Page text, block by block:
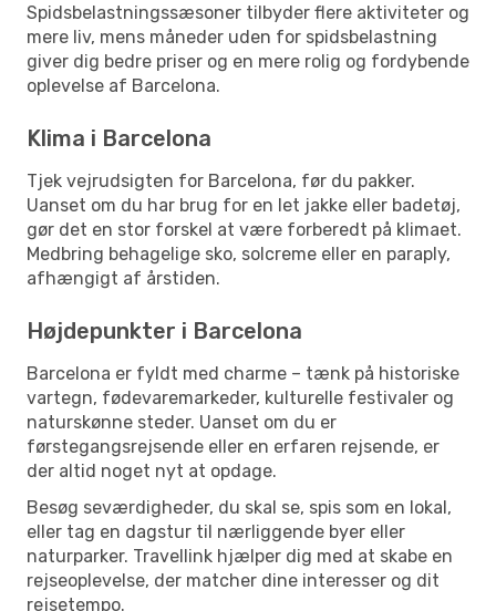
Spidsbelastningssæsoner tilbyder flere aktiviteter og
mere liv, mens måneder uden for spidsbelastning
giver dig bedre priser og en mere rolig og fordybende
oplevelse af Barcelona.
Klima i Barcelona
Tjek vejrudsigten for Barcelona, før du pakker.
Uanset om du har brug for en let jakke eller badetøj,
gør det en stor forskel at være forberedt på klimaet.
Medbring behagelige sko, solcreme eller en paraply,
afhængigt af årstiden.
Højdepunkter i Barcelona
Barcelona er fyldt med charme – tænk på historiske
vartegn, fødevaremarkeder, kulturelle festivaler og
naturskønne steder. Uanset om du er
førstegangsrejsende eller en erfaren rejsende, er
der altid noget nyt at opdage.
Besøg seværdigheder, du skal se, spis som en lokal,
eller tag en dagstur til nærliggende byer eller
naturparker. Travellink hjælper dig med at skabe en
rejseoplevelse, der matcher dine interesser og dit
rejsetempo.